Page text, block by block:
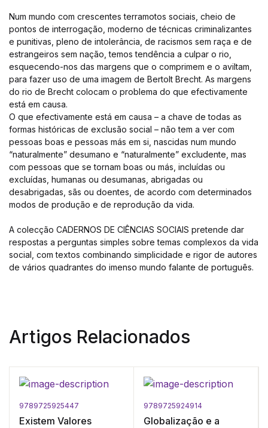
Num mundo com crescentes terramotos sociais, cheio de
pontos de interrogação, moderno de técnicas criminalizantes
e punitivas, pleno de intolerância, de racismos sem raça e de
estrangeiros sem nação, temos tendência a culpar o rio,
esquecendo-nos das margens que o comprimem e o aviltam,
para fazer uso de uma imagem de Bertolt Brecht. As margens
do rio de Brecht colocam o problema do que efectivamente
está em causa.
O que efectivamente está em causa – a chave de todas as
formas históricas de exclusão social – não tem a ver com
pessoas boas e pessoas más em si, nascidas num mundo
“naturalmente” desumano e “naturalmente” excludente, mas
com pessoas que se tornam boas ou más, incluídas ou
excluídas, humanas ou desumanas, abrigadas ou
desabrigadas, sãs ou doentes, de acordo com determinados
modos de produção e de reprodução da vida.
A colecção CADERNOS DE CIÊNCIAS SOCIAIS pretende dar
respostas a perguntas simples sobre temas complexos da vida
social, com textos combinando simplicidade e rigor de autores
de vários quadrantes do imenso mundo falante de português.
Artigos Relacionados
9789725925447
Existem Valores
9789725924914
Globalização e a